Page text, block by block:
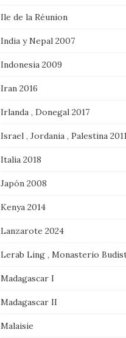
Ile de la Réunion
India y Nepal 2007
Indonesia 2009
Iran 2016
Irlanda , Donegal 2017
Israel , Jordania , Palestina
Italia 2018
Japón 2008
Kenya 2014
Lanzarote 2024
Lerab Ling , Monasterio
Madagascar I
Madagascar II
Malaisie